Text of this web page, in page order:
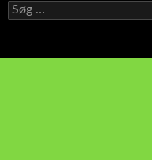
Søg
efter: